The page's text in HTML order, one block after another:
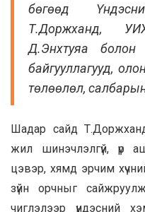
бөгөөд
Т.Доржханд,
Д.Энхтуяа
байгууллагууд,
төлөөлөл,
Шадар сайд
жил шинэчлэлгүй, үр
цэвэр, хямд эрчим хүчний
зүйн орчныг
чиглэлээр үндэсний